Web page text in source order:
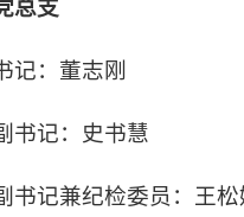
总支
记：董志刚
书记：史书慧
书记兼纪检委员：王松